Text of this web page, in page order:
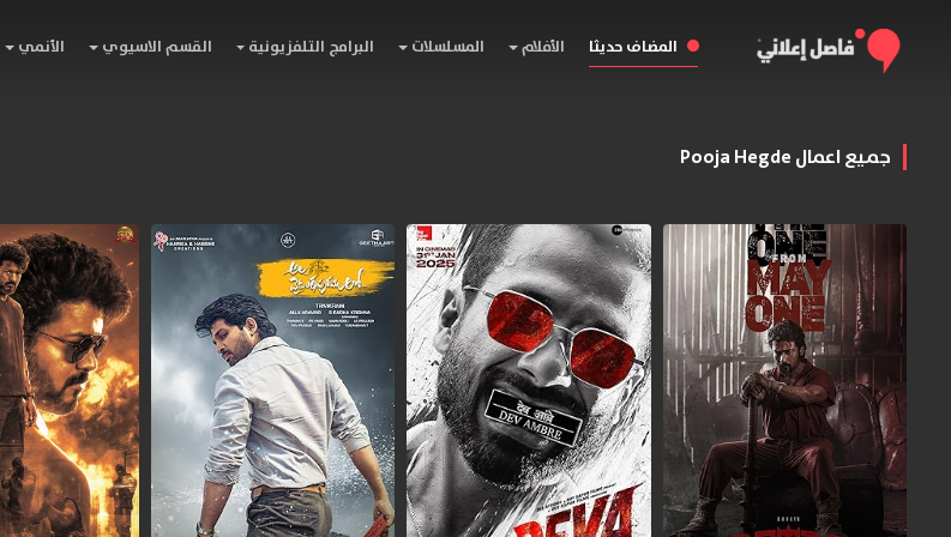
المضاف حديثا الأفلام المسلسلات البرامج التلفزيونية القسم الاسيوي الأنمي
جميع اعمال Pooja Hegde